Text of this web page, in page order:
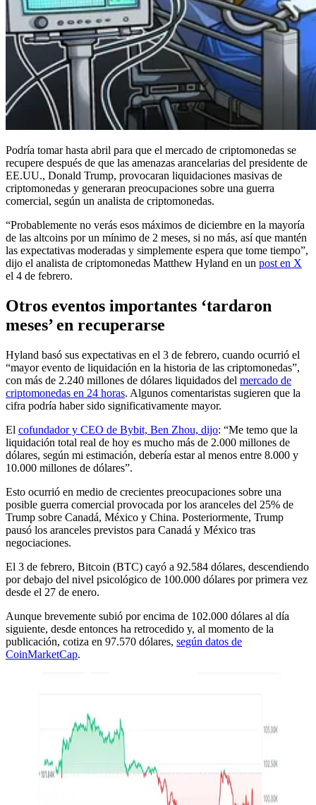
Podría tomar hasta abril para que el mercado de criptomonedas se
recupere después de que las amenazas arancelarias del presidente de
EE.UU., Donald Trump, provocaran liquidaciones masivas de
criptomonedas y generaran preocupaciones sobre una guerra
comercial, según un analista de criptomonedas.
“Probablemente no verás esos máximos de diciembre en la mayoría
de las altcoins por un mínimo de 2 meses, si no más, así que mantén
las expectativas moderadas y simplemente espera que tome tiempo”,
dijo el analista de criptomonedas Matthew Hyland en un post en X
el 4 de febrero.
Otros eventos importantes ‘tardaron
meses’ en recuperarse
Hyland basó sus expectativas en el 3 de febrero, cuando ocurrió el
“mayor evento de liquidación en la historia de las criptomonedas”,
con más de 2.240 millones de dólares liquidados del mercado de
criptomonedas en 24 horas. Algunos comentaristas sugieren que la
cifra podría haber sido significativamente mayor.
El cofundador y CEO de Bybit, Ben Zhou, dijo: “Me temo que la
liquidación total real de hoy es mucho más de 2.000 millones de
dólares, según mi estimación, debería estar al menos entre 8.000 y
10.000 millones de dólares”.
Esto ocurrió en medio de crecientes preocupaciones sobre una
posible guerra comercial provocada por los aranceles del 25% de
Trump sobre Canadá, México y China. Posteriormente, Trump
pausó los aranceles previstos para Canadá y México tras
negociaciones.
El 3 de febrero, Bitcoin (BTC) cayó a 92.584 dólares, descendiendo
por debajo del nivel psicológico de 100.000 dólares por primera vez
desde el 27 de enero.
Aunque brevemente subió por encima de 102.000 dólares al día
siguiente, desde entonces ha retrocedido y, al momento de la
publicación, cotiza en 97.570 dólares, según datos de
CoinMarketCap.